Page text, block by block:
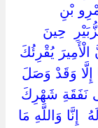
بْنِ
‏حِينَ
يُقْرِئُكَ
إِلَّا وَقَدْ وَصَلَ
نَفَقَةِ شَهْرِكَ
‏إِنَّا وَاللَّهِ مَا